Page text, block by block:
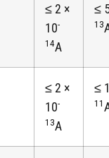
≤ 2 ×
10-
14А
≤
13
≤ 2 ×
10-
13А
≤
11